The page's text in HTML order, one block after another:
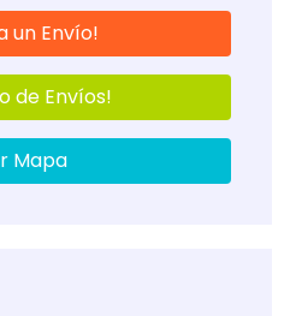
un Envío!
de Envíos!
Mapa